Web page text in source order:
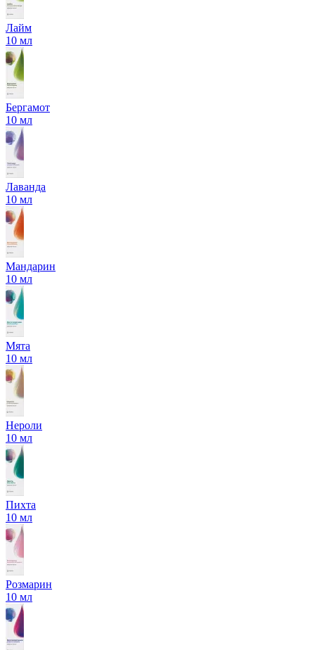
Лайм
10 мл
Бергамот
10 мл
Лаванда
10 мл
Мандарин
10 мл
Мята
10 мл
Нероли
10 мл
Пихта
10 мл
Розмарин
10 мл